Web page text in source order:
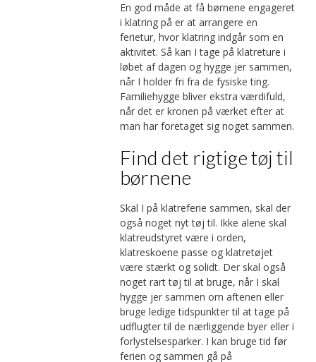
En god måde at få børnene engageret
i klatring på er at arrangere en
ferietur, hvor klatring indgår som en
aktivitet. Så kan I tage på klatreture i
løbet af dagen og hygge jer sammen,
når I holder fri fra de fysiske ting.
Familiehygge bliver ekstra værdifuld,
når det er kronen på værket efter at
man har foretaget sig noget sammen.
Find det rigtige tøj til
børnene
Skal I på klatreferie sammen, skal der
også noget nyt tøj til. Ikke alene skal
klatreudstyret være i orden,
klatreskoene passe og klatretøjet
være stærkt og solidt. Der skal også
noget rart tøj til at bruge, når I skal
hygge jer sammen om aftenen eller
bruge ledige tidspunkter til at tage på
udflugter til de nærliggende byer eller i
forlystelsesparker. I kan bruge tid før
ferien og sammen gå på